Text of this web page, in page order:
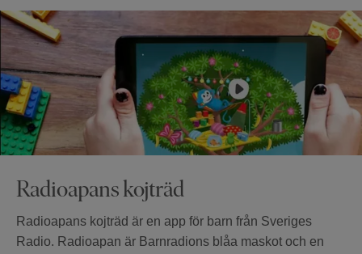
Radioapans kojträd
Radioapans kojträd är en app för barn från Sveriges
Radio. Radioapan är Barnradions blåa maskot och en